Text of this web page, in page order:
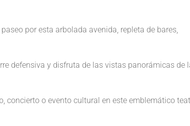
por esta arbolada avenida, repleta de bares,
defensiva y disfruta de las vistas panorámicas de
concierto o evento cultural en este emblemático